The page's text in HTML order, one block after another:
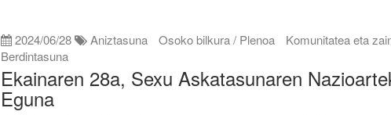
2024/06/28 Aniztasuna Osoko bilkura / Plenoa
Komunitatea eta
Berdintasuna
Ekainaren 28a, Sexu Askatasunaren
Eguna